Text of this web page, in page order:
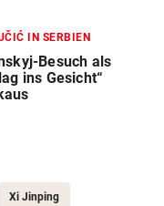
IN SERBIEN
Besuch als
ins Gesicht“
Xi Jinping